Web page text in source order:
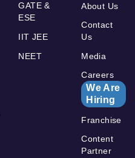
GATE &
ESE
IIT JEE
NEET
About Us
Contact
Us
Media
Careers
We Are
Hiring
Franchise
Content
Partner